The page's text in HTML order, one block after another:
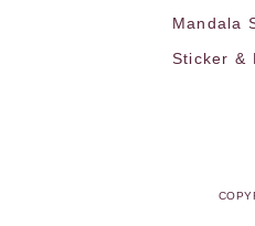
Mandala
Sticker &